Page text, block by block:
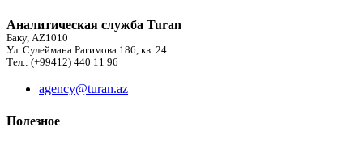
Аналитическая служба Turan
Баку, AZ1010
Ул. Сулеймана Рагимова 186, кв. 24
Тел.: (+99412) 440 11 96
agency@turan.az
Полезное